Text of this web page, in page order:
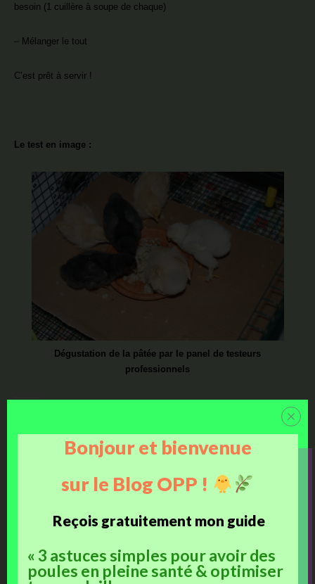
besoin (1 cuillère à soupe de chaque)
– Mélanger le tout
C’est prêt à servir !
Le test en image :
Dégustation de la pâtée par le panel de testeurs
professionnels
Facebook
Ces articles devraient vous intéresser :
Bonjour et bienvenue
sur le Blog OPP !
Reçois gratuitement mon guide
« 3 astuces simples pour avoir des
poules en pleine santé & optimiser